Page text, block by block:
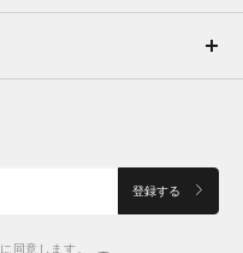
登録する
に同意します。